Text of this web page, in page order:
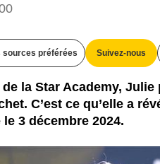
sources préférées Suivez-nous
la Star Academy,
C’est ce qu’elle a
3 décembre 2024.